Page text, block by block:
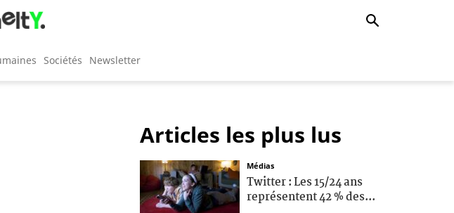
Sociétés Newsletter
Articles les plus lus
Médias
Twitter : Les 15/24 ans
représentent 42 % des...